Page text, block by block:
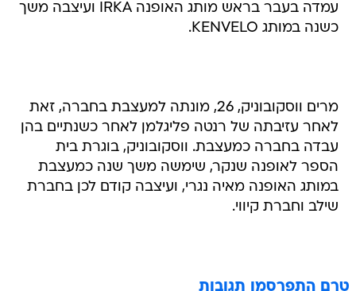
עמדה בעבר בראש מותג האופנה IRKA ועיצבה משך
כשנה במותג KENVELO.
מרים ווסקובוניק, 26, מונתה למעצבת בחברה, זאת
לאחר עזיבתה של רנטה פליגלמן לאחר כשנתיים בהן
עבדה בחברה כמעצבת. ווסקובוניק, בוגרת בית
הספר לאופנה שנקר, שימשה משך שנה כמעצבת
במותג האופנה מאיה נגרי, ועיצבה קודם לכן בחברת
שילב וחברת קיווי.
טרם התפרסמו תגובות